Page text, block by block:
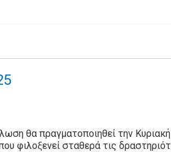
θα πραγματοποιηθεί την
φιλοξενεί σταθερά τις